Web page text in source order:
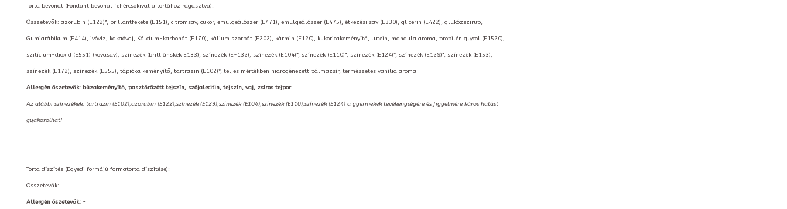
Torta bevonat (Fondant bevonat fehércsokival a tortához ragasztva):
Összetevők: azorubin (E122)*, brillantfekete (E151), citromsav, cukor, emulgeálószer (E471), emulgeálószer (E475), étkezési sav (E330), glicerin (E422), glükózszirup,
Gumiarábikum (E414), ivóvíz, kakaóvaj, Kálcium-karbonát (E170), kálium szorbát (E202), kármin (E120), kukoricakeményítő, lutein, mandula aroma, propilén glycol (E1520),
szilícium-dioxid (E551) (kovasav), színezék (brilliánskék E133), színezék (E-132), színezék (E104)*, színezék (E110)*, színezék (E124)*, színezék (E129)*, színezék (E153),
színezék (E172), színezék (E555), tápióka keményítő, tartrazin (E102)*, teljes mértékben hidrogénezett pálmazsír, természetes vanília aroma
Allergén öszetevők: búzakeményítő, pasztőrözött tejszín, szójalecitin, tejszín, vaj, zsíros tejpor
Az alábbi színezékek: tartrazin (E102),azorubin (E122),színezék (E129),színezék (E104),színezék (E110),színezék (E124) a gyermekek tevékenységére és figyelmére káros hatást
gyakorolhat!
Torta díszítés (Egyedi formájú formatorta díszítése):
Összetevők:
Allergén öszetevők: -